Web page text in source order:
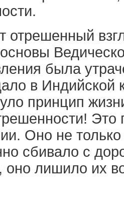
отрешенный
была
в Индийской
принцип
Оно не только
сбивало с
оно лишило их